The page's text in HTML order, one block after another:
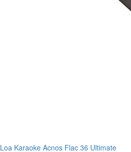
Loa Karaoke Acnos Flac 36 Ultimate